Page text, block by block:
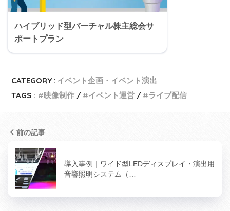
ハイブリッド型バーチャル株主総会サ
ポートプラン
CATEGORY : イベント企画・イベント演出
TAGS :
映像制作 イベント運営 ライブ配信
前の記事
導入事例｜ワイド型LEDディスプレイ・演出用
音響照明システム（…